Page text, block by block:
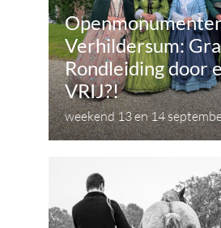
Verhildersum:
Rondleiding door
VRIJ?!
weekend 13 en 14